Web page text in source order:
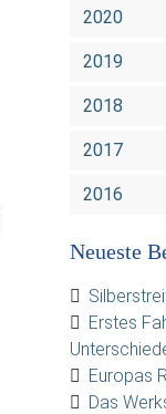
2020
2019
2018
2017
2016
Neueste
Erstes
Europas
Das